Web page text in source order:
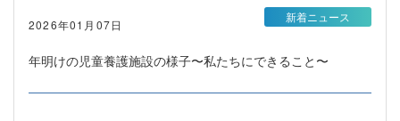
2026年01月07日
年明けの児童養護施設の様子〜私たちにできること〜
新着ニュース